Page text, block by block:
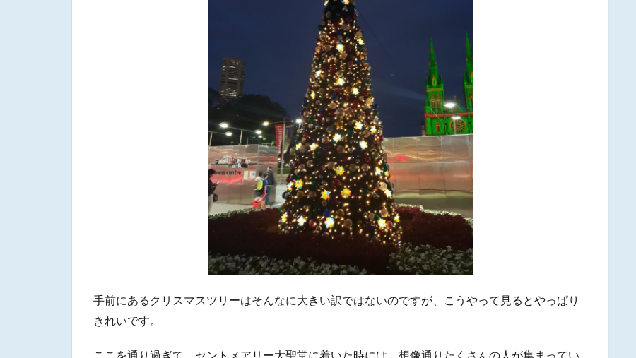
手前にあるクリスマスツリーはそんなに大きい訳ではないのですが、こうやって見るとやっぱり
きれいです。
ここを通り過ぎて、セントメアリー大聖堂に着いた時には、想像通りたくさんの人が集まってい